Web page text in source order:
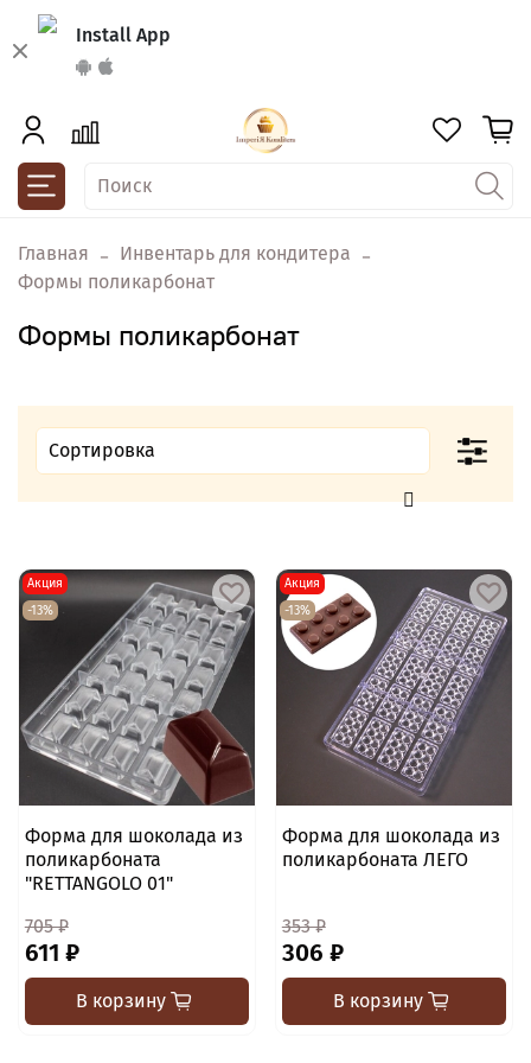
Install App
Главная
Инвентарь для кондитера
Формы поликарбонат
Формы поликарбонат
Акция
-13%
Форма для шоколада из
поликарбоната
"RETTANGOLO 01"
705 ₽
611 ₽
В корзину
Акция
-13%
Форма для шоколада из
поликарбоната ЛЕГО
353 ₽
306 ₽
В корзину